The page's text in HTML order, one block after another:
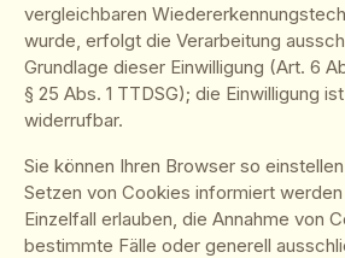
vergleichbaren
wurde, erfolgt die Verarbeitung
Grundlage dieser Einwilligung (Art. 6
§ 25 Abs. 1 TTDSG); die Einwilligung
widerrufbar.
Sie können Ihren Browser so
Setzen von Cookies informiert
Einzelfall erlauben, die Annahme von
bestimmte Fälle oder generell